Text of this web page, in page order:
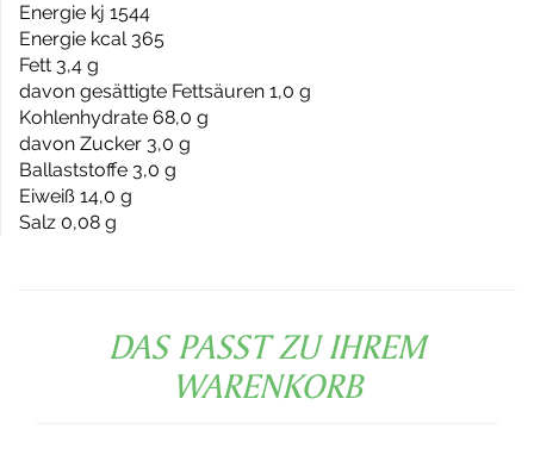
Energie kj 1544
Energie kcal 365
Fett 3,4 g
davon gesättigte Fettsäuren 1,0 g
Kohlenhydrate 68,0 g
davon Zucker 3,0 g
Ballaststoffe 3,0 g
Eiweiß 14,0 g
Salz 0,08 g
DAS PASST ZU IHREM
WARENKORB